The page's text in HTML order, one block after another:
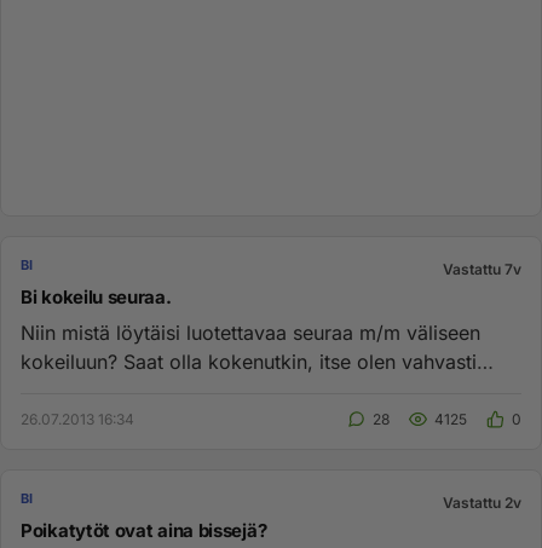
BI Vastattu 7v
Bi kokeilu seuraa.
Niin mistä löytäisi luotettavaa seuraa m/m väliseen
kokeiluun? Saat olla kokenutkin, itse olen vahvasti
26.07.2013 16:34 28 4125 0
BI Vastattu 2v
Poikatytöt ovat aina bissejä?